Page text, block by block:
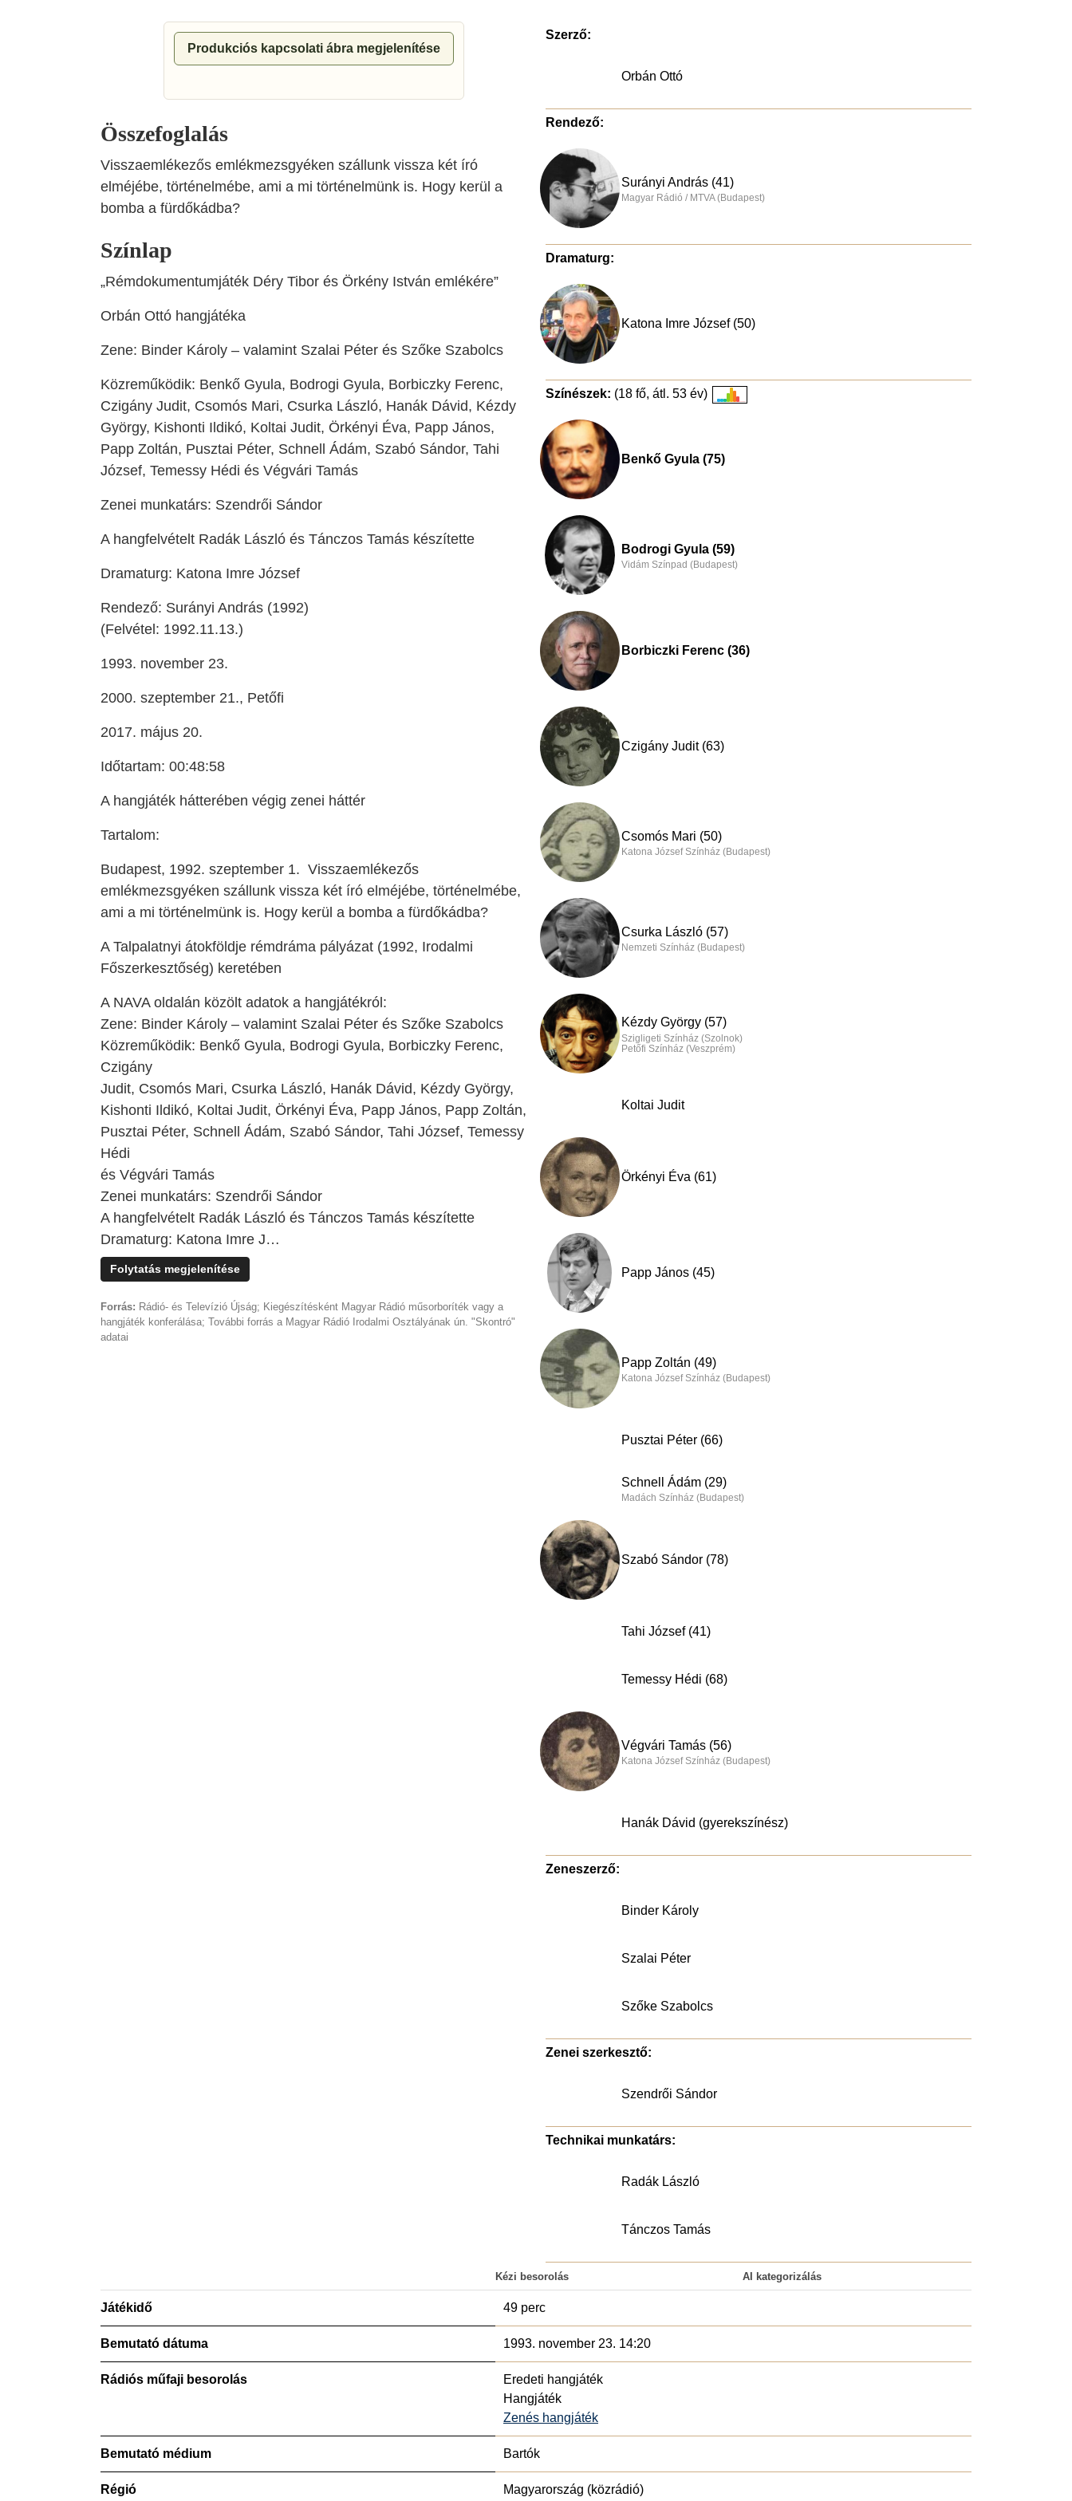
Produkciós kapcsolati ábra megjelenítése
Összefoglalás
Visszaemlékezős emlékmezsgyéken szállunk vissza két író
elméjébe, történelmébe, ami a mi történelmünk is. Hogy kerül a
bomba a fürdőkádba?
Színlap
„Rémdokumentumjáték Déry Tibor és Örkény István emlékére”
Orbán Ottó hangjátéka
Zene: Binder Károly – valamint Szalai Péter és Szőke Szabolcs
Közreműködik: Benkő Gyula, Bodrogi Gyula, Borbiczky Ferenc,
Czigány Judit, Csomós Mari, Csurka László, Hanák Dávid, Kézdy
György, Kishonti Ildikó, Koltai Judit, Örkényi Éva, Papp János,
Papp Zoltán, Pusztai Péter, Schnell Ádám, Szabó Sándor, Tahi
József, Temessy Hédi és Végvári Tamás
Zenei munkatárs: Szendrői Sándor
A hangfelvételt Radák László és Tánczos Tamás készítette
Dramaturg: Katona Imre József
Rendező: Surányi András (1992)
(Felvétel: 1992.11.13.)
1993. november 23.
2000. szeptember 21., Petőfi
2017. május 20.
Időtartam: 00:48:58
A hangjáték hátterében végig zenei háttér
Tartalom:
Budapest, 1992. szeptember 1. Visszaemlékezős
emlékmezsgyéken szállunk vissza két író elméjébe, történelmébe,
ami a mi történelmünk is. Hogy kerül a bomba a fürdőkádba?
A Talpalatnyi átokföldje rémdráma pályázat (1992, Irodalmi
Főszerkesztőség) keretében
A NAVA oldalán közölt adatok a hangjátékról:
Zene: Binder Károly – valamint Szalai Péter és Szőke Szabolcs
Közreműködik: Benkő Gyula, Bodrogi Gyula, Borbiczky Ferenc,
Czigány
Judit, Csomós Mari, Csurka László, Hanák Dávid, Kézdy György,
Kishonti Ildikó, Koltai Judit, Örkényi Éva, Papp János, Papp Zoltán,
Pusztai Péter, Schnell Ádám, Szabó Sándor, Tahi József, Temessy
Hédi
és Végvári Tamás
Zenei munkatárs: Szendrői Sándor
A hangfelvételt Radák László és Tánczos Tamás készítette
Dramaturg: Katona Imre J…
Folytatás megjelenítése
Forrás: Rádió- és Televízió Újság; Kiegészítésként Magyar Rádió műsorboríték vagy a
hangjáték konferálása; További forrás a Magyar Rádió Irodalmi Osztályának ún. "Skontró"
adatai
Szerző:
Orbán Ottó
Rendező:
Surányi András (41)
Magyar Rádió / MTVA (Budapest)
Dramaturg:
Katona Imre József (50)
Színészek: (18 fő, átl. 53 év)
Benkő Gyula (75)
Bodrogi Gyula (59)
Vidám Színpad (Budapest)
Borbiczki Ferenc (36)
Czigány Judit (63)
Csomós Mari (50)
Katona József Színház (Budapest)
Csurka László (57)
Nemzeti Színház (Budapest)
Kézdy György (57)
Szigligeti Színház (Szolnok)
Petőfi Színház (Veszprém)
Koltai Judit
Örkényi Éva (61)
Papp János (45)
Papp Zoltán (49)
Katona József Színház (Budapest)
Pusztai Péter (66)
Schnell Ádám (29)
Madách Színház (Budapest)
Szabó Sándor (78)
Tahi József (41)
Temessy Hédi (68)
Végvári Tamás (56)
Katona József Színház (Budapest)
Hanák Dávid (gyerekszínész)
Zeneszerző:
Binder Károly
Szalai Péter
Szőke Szabolcs
Zenei szerkesztő:
Szendrői Sándor
Technikai munkatárs:
Radák László
Tánczos Tamás
Kézi besorolás AI kategorizálás
Játékidő 49 perc
Bemutató dátuma 1993. november 23. 14:20
Rádiós műfaji besorolás
Eredeti hangjáték
Hangjáték
Zenés hangjáték
Bemutató médium Bartók
Régió Magyarország (közrádió)